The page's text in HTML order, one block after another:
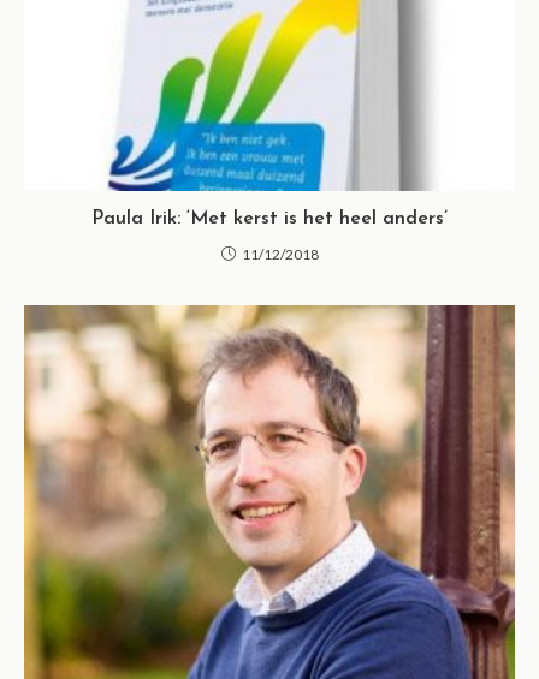
Paula Irik: ‘Met kerst is het heel anders’
11/12/2018